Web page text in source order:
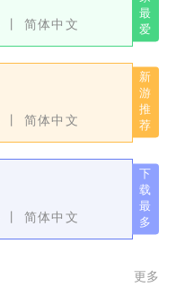
简体中文
简体中文
简体中文
更多